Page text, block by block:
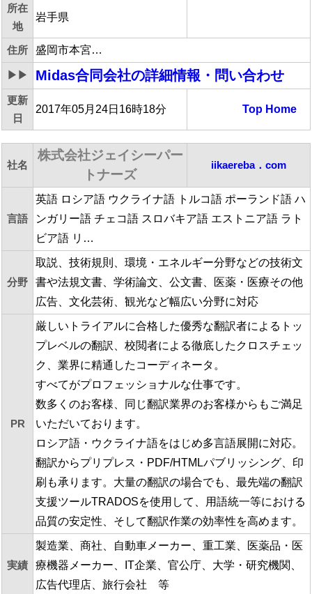
所在
地
岩手県
住所 盛岡市本宮…
▶▶ Midas合同会社の詳細情報・問い合わせ
更新
日
2017年05月24日16時18分 Top Home
社名
株式会社ジェイシーパー
トナーズ
iikaereba．com
言語
英語 ロシア語 ウクライナ語 トルコ語 ポーランド語 ハ
ンガリー語 チェコ語 スロバキア語 エストニア語 ラト
ビア語 リ…
分野
取説、技術規則、環境・エネルギー分野などの技術文
書や法規文書、学術論文、公文書、医薬・医療その他
広告、文化芸術、観光など幅広い分野に対応
PR
厳しいトライアルに合格した優秀な翻訳者によるトッ
プレベルの翻訳、校閲者による徹底したクロスチェッ
ク、業界に精通したコーディネータ。
すべてがプロフェッショナルな仕事です。
数多くのお客様、同じ翻訳業界のお客様からもご満足
いただいております。
ロシア語・ウクライナ語をはじめ多言語展開に対応。
翻訳からプリプレス・PDF/HTMLパブリッシング、印
刷も承ります。大量の翻訳の場合でも、最先端の翻訳
支援ツールTRADOSを使用して、用語統一等における
品質の安定性、そして翻訳作業の効率性を高めます。
実績
製造業、商社、自動車メーカー、重工業、医薬品・医
療機器メーカー、IT企業、官公庁、大学・研究機関、
広告代理店、旅行会社 等